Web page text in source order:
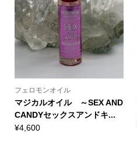
フェロモンオイル
マジカルオイル ～SEX AND
CANDYセックスアンドキ...
¥4,600